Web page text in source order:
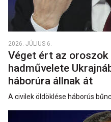
2026. JÚLIUS 6.
Véget ért az oroszok
hadművelete
háborúra állnak át
A civilek öldöklése háborús